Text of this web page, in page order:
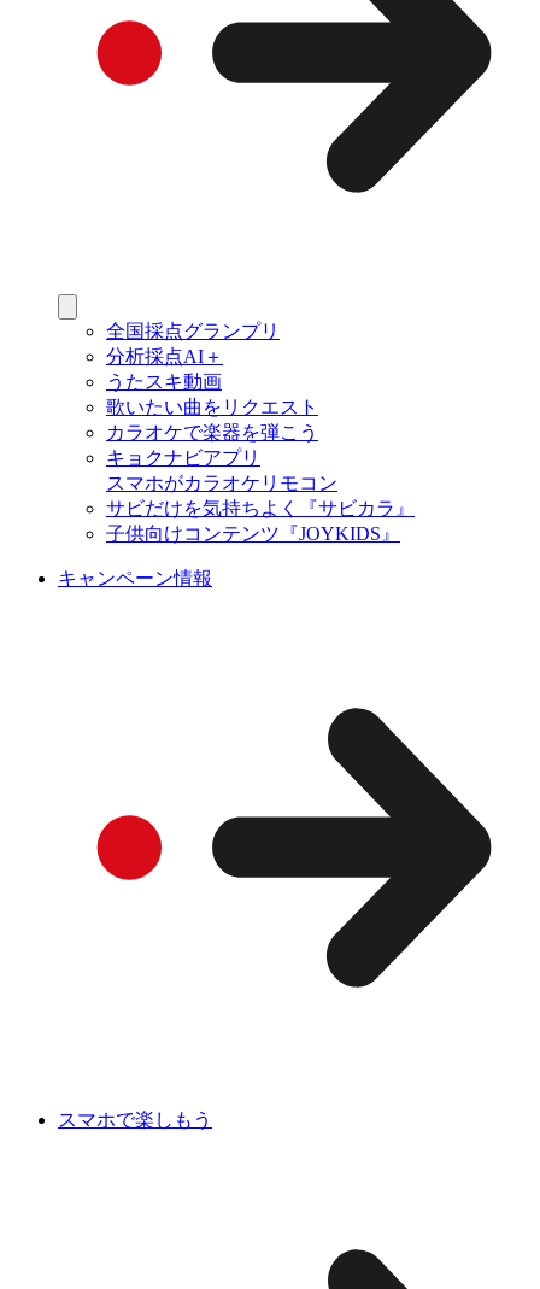
全国採点グランプリ
分析採点AI＋
うたスキ動画
歌いたい曲をリクエスト
カラオケで楽器を弾こう
キョクナビアプリ
スマホがカラオケリモコン
サビだけを気持ちよく『サビカラ』
子供向けコンテンツ『JOYKIDS』
キャンペーン情報
スマホで楽しもう